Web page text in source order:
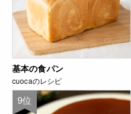
基本の食パン
cuocaのレシピ
9位